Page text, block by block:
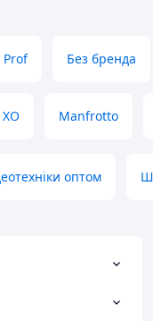
Prof Без бренда
XO Manfrotto
оптом